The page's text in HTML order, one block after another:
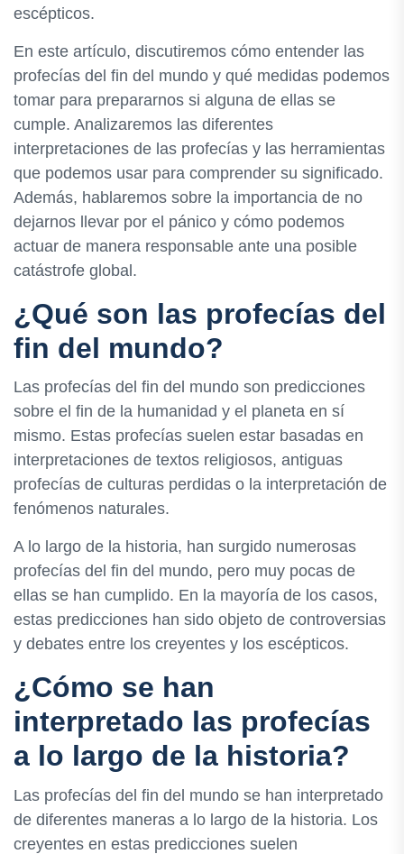
escépticos.
En este artículo, discutiremos cómo entender las
profecías del fin del mundo y qué medidas podemos
tomar para prepararnos si alguna de ellas se
cumple. Analizaremos las diferentes
interpretaciones de las profecías y las herramientas
que podemos usar para comprender su significado.
Además, hablaremos sobre la importancia de no
dejarnos llevar por el pánico y cómo podemos
actuar de manera responsable ante una posible
catástrofe global.
¿Qué son las profecías del
fin del mundo?
Las profecías del fin del mundo son predicciones
sobre el fin de la humanidad y el planeta en sí
mismo. Estas profecías suelen estar basadas en
interpretaciones de textos religiosos, antiguas
profecías de culturas perdidas o la interpretación de
fenómenos naturales.
A lo largo de la historia, han surgido numerosas
profecías del fin del mundo, pero muy pocas de
ellas se han cumplido. En la mayoría de los casos,
estas predicciones han sido objeto de controversias
y debates entre los creyentes y los escépticos.
¿Cómo se han
interpretado las profecías
a lo largo de la historia?
Las profecías del fin del mundo se han interpretado
de diferentes maneras a lo largo de la historia. Los
creyentes en estas predicciones suelen